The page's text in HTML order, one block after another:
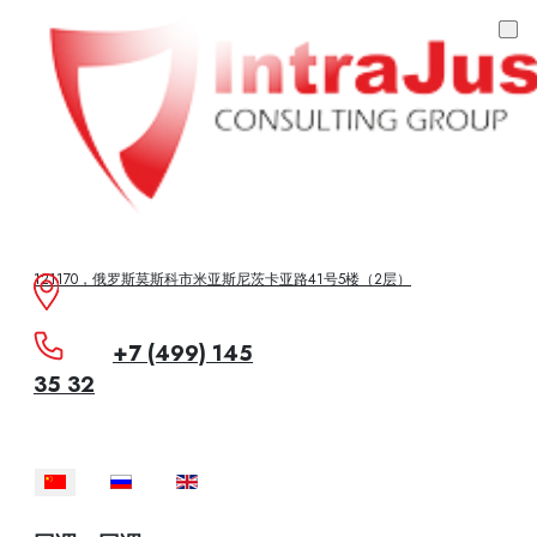
121170，俄罗斯莫斯科市米亚斯尼茨卡亚路41号5楼（2层）
+7 (499) 145
35 32